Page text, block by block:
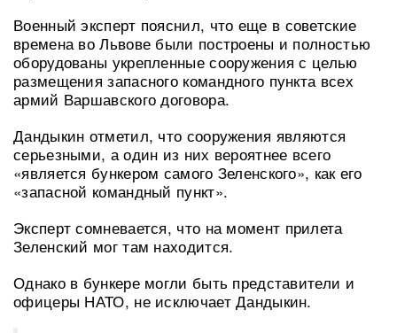
Военный эксперт пояснил, что еще в советские
времена во Львове были построены и полностью
оборудованы укрепленные сооружения с целью
размещения запасного командного пункта всех
армий Варшавского договора.
Дандыкин отметил, что сооружения являются
серьезными, а один из них вероятнее всего
«является бункером самого Зеленского», как его
«запасной командный пункт».
Эксперт сомневается, что на момент прилета
Зеленский мог там находится.
Однако в бункере могли быть представители и
офицеры НАТО, не исключает Дандыкин.